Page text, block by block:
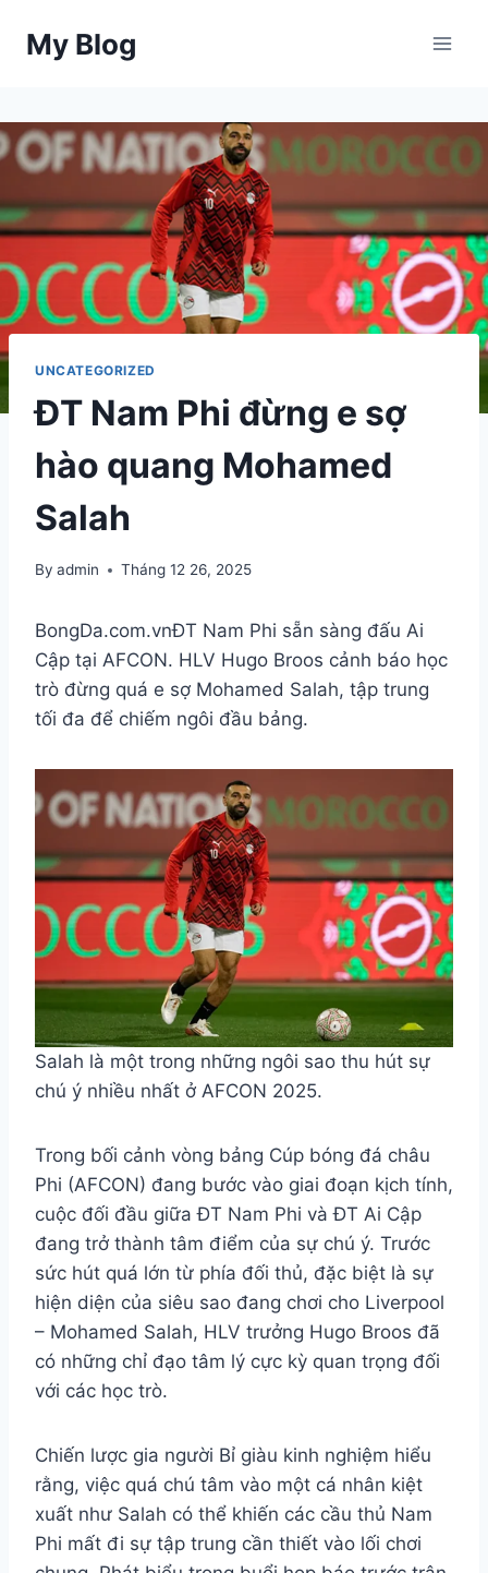
My Blog
UNCATEGORIZED
ĐT Nam Phi đừng e sợ
hào quang Mohamed
Salah
By admin Tháng 12 26, 2025
BongDa.com.vnĐT Nam Phi sẵn sàng đấu Ai
Cập tại AFCON. HLV Hugo Broos cảnh báo học
trò đừng quá e sợ Mohamed Salah, tập trung
tối đa để chiếm ngôi đầu bảng.
Salah là một trong những ngôi sao thu hút sự
chú ý nhiều nhất ở AFCON 2025.
Trong bối cảnh vòng bảng Cúp bóng đá châu
Phi (AFCON) đang bước vào giai đoạn kịch tính,
cuộc đối đầu giữa ĐT Nam Phi và ĐT Ai Cập
đang trở thành tâm điểm của sự chú ý. Trước
sức hút quá lớn từ phía đối thủ, đặc biệt là sự
hiện diện của siêu sao đang chơi cho Liverpool
– Mohamed Salah, HLV trưởng Hugo Broos đã
có những chỉ đạo tâm lý cực kỳ quan trọng đối
với các học trò.
Chiến lược gia người Bỉ giàu kinh nghiệm hiểu
rằng, việc quá chú tâm vào một cá nhân kiệt
xuất như Salah có thể khiến các cầu thủ Nam
Phi mất đi sự tập trung cần thiết vào lối chơi